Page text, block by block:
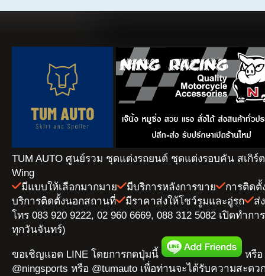
TUM AUTO ศูนย์รวม ชุดแต่งรถยนต์ ชุดแต่งรอบคัน สเกิร์
Wing
มีแบบให้เลือกมากมาย
มีบริการหลังการขาย
การติดตั้
บริการติดตั้งนอกสถานที่
มีราคาส่งให้โชว์รูมและอู่รถ
ส่
โทร 083 920 9222, 02 960 6669, 088 312 5082 เปิดทำก
ทุกวันจันทร์)
ขอเชิญแอด LINE โดยการกดปุ่มนี้
หรือ
@ningsports หรือ @tumauto เพื่อท่านจะได้รับความสะดว